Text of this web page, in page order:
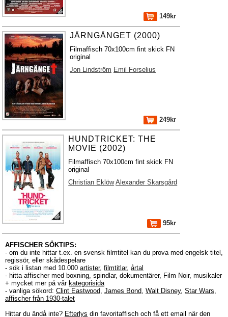
149kr
JÄRNGÄNGET (2000)
Filmaffisch 70x100cm fint skick FN
original
Jon Lindström Emil Forselius
249kr
HUNDTRICKET: THE
MOVIE (2002)
Filmaffisch 70x100cm fint skick FN
original
Christian Eklöw Alexander Skarsgård
95kr
AFFISCHER SÖKTIPS:
- om du inte hittar t.ex. en svensk filmtitel kan du prova med engelsk titel,
regissör, eller skådespelare
- sök i listan med 10.000 artister, filmtitlar, årtal
- hitta affischer med boxning, spindlar, dokumentärer, Film Noir, musikaler
+ mycket mer på vår kategorisida
- vanliga sökord: Clint Eastwood, James Bond, Walt Disney, Star Wars,
affischer från 1930-talet
Hittar du ändå inte? Efterlys din favoritaffisch och få ett email när den